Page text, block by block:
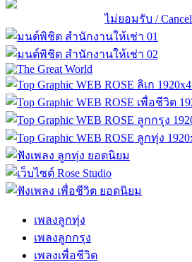
ไม่ยอมรับ / Cancel
เพลงลูกทุ่ง
เพลงลูกกรุง
เพลงเพื่อชีวิต